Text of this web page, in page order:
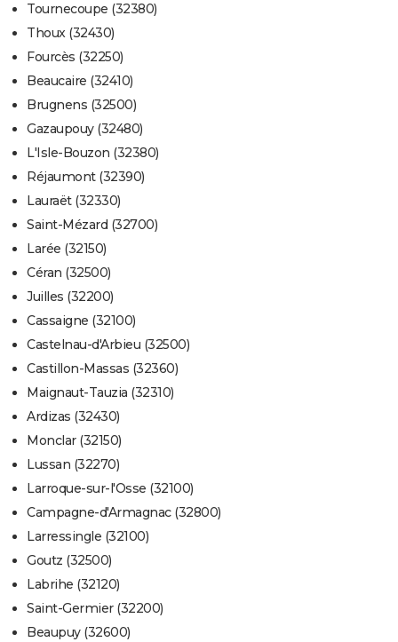
Tournecoupe (32380)
Thoux (32430)
Fourcès (32250)
Beaucaire (32410)
Brugnens (32500)
Gazaupouy (32480)
L'Isle-Bouzon (32380)
Réjaumont (32390)
Lauraët (32330)
Saint-Mézard (32700)
Larée (32150)
Céran (32500)
Juilles (32200)
Cassaigne (32100)
Castelnau-d'Arbieu (32500)
Castillon-Massas (32360)
Maignaut-Tauzia (32310)
Ardizas (32430)
Monclar (32150)
Lussan (32270)
Larroque-sur-l'Osse (32100)
Campagne-d'Armagnac (32800)
Larressingle (32100)
Goutz (32500)
Labrihe (32120)
Saint-Germier (32200)
Beaupuy (32600)